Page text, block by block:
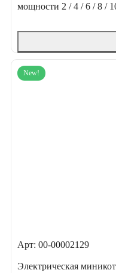
мощности 2 / 4 / 6 / 8 /
New!
Арт: 00-00002129
Электрическая